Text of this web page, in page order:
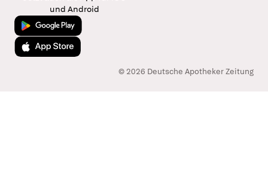
und Android
Jetzt bei Google Play
Laden im App Store
© 2026 Deutsche Apotheker Zeitung